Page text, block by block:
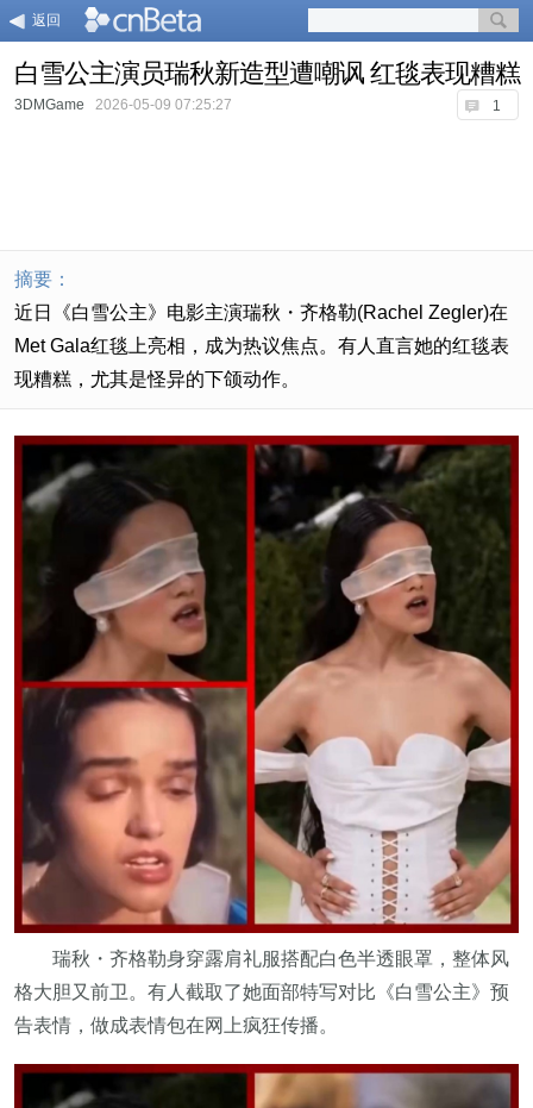
返回
白雪公主演员瑞秋新造型遭嘲讽 红毯表现糟糕
1
3DMGame 2026-05-09 07:25:27
摘要：
近日《白雪公主》电影主演瑞秋・齐格勒(Rachel Zegler)在
Met Gala红毯上亮相，成为热议焦点。有人直言她的红毯表
现糟糕，尤其是怪异的下颌动作。
瑞秋・齐格勒身穿露肩礼服搭配白色半透眼罩，整体风
格大胆又前卫。有人截取了她面部特写对比《白雪公主》预
告表情，做成表情包在网上疯狂传播。